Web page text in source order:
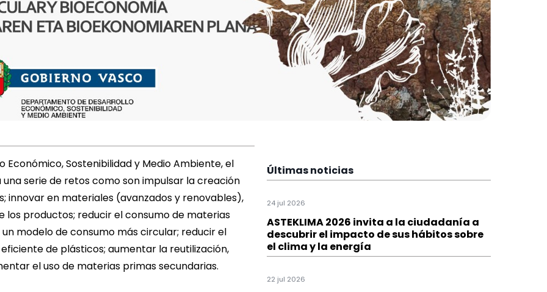
Sostenibilidad y Medio Ambiente, el
serie de retos como son impulsar la creación
innovar en materiales (avanzados y renovables),
productos; reducir el consumo de materias
modelo de consumo más circular; reducir el
de plásticos; aumentar la reutilización,
el uso de materias primas secundarias.
Últimas noticias
24 jul 2026
ASTEKLIMA 2026 invita a la ciudadanía a
descubrir el impacto de sus hábitos sobre
el clima y la energía
22 jul 2026